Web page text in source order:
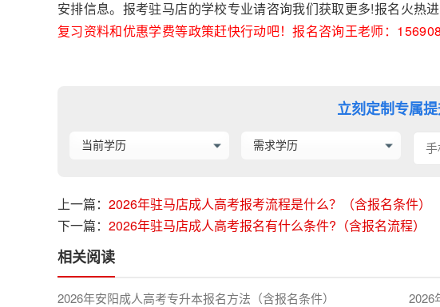
安排信息。报考驻马店的学校专业请咨询我们获取更多!报名火热
复习资料和优惠学费等政策赶快行动吧！报名咨询王老师：
立刻定制专属
上一篇： 2026年驻马店成人高考报考流程是什么？（含报名条件）
下一篇： 2026年驻马店成人高考报名有什么条件?（含报名流程）
相关阅读
2026年安阳成人高考专升本报名方法（含报名条件）
2026